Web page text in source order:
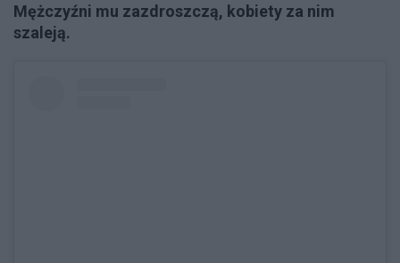
Mężczyźni mu zazdroszczą, kobiety za nim
szaleją.